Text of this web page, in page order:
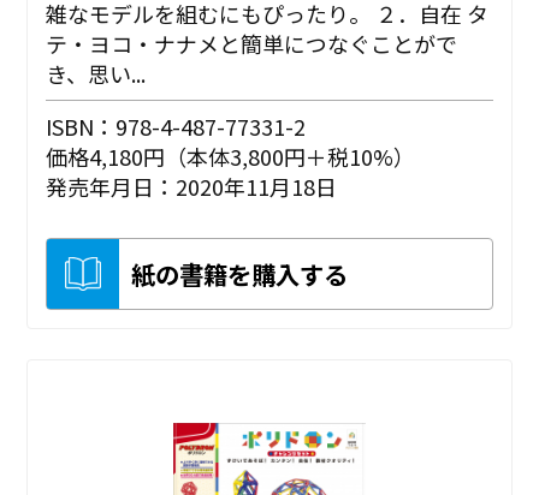
雑なモデルを組むにもぴったり。 ２．自在 タ
テ・ヨコ・ナナメと簡単につなぐことがで
き、思い...
ISBN：978-4-487-77331-2
価格4,180円（本体3,800円＋税10%）
発売年月日：2020年11月18日
紙の書籍を購入する